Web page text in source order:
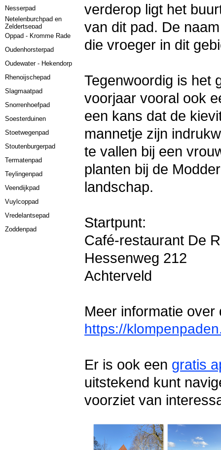
Nesserpad
Netelenburchpad en
Zeldertsepad
Oppad - Kromme Rade
Oudenhorsterpad
Oudewater - Hekendorp
Rhenoijschepad
Slagmaatpad
Snorrenhoefpad
Soesterduinen
Stoetwegenpad
Stoutenburgerpad
Termatenpad
Teylingenpad
Veendijkpad
Vuylcoppad
Vredelantsepad
Zoddenpad
verderop ligt het
van dit pad. De
die vroeger in dit
Tegenwoordig is het
voorjaar vooral ook
een kans dat de
mannetje zijn
te vallen bij een
planten bij de
landschap.
Startpunt:
Café-restaurant De
Hessenweg 212
Achterveld
Meer informatie over
https://
Er is ook een gratis
uitstekend kunt
voorziet van